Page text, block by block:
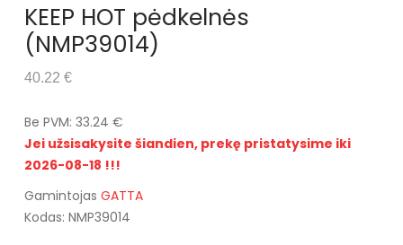
KEEP HOT pėdkelnės
(NMP39014)
40.22 €
Be PVM: 33.24 €
Jei užsisakysite šiandien, prekę pristatysime iki
2026-08-18 !!!
Gamintojas GATTA
Kodas: NMP39014